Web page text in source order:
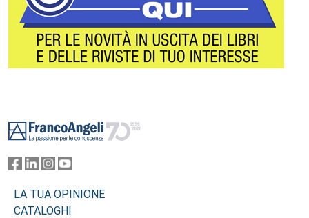
LA TUA OPINIONE
CATALOGHI